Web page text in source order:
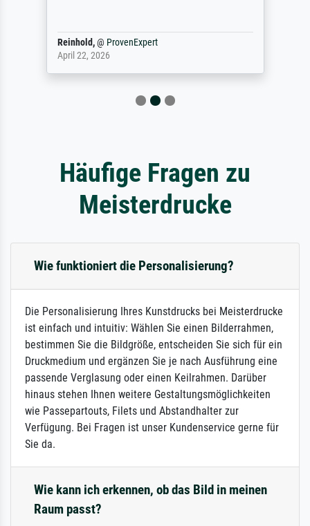
Reinhold,@ ProvenExpert
April 22, 2026
Häufige Fragen zu
Meisterdrucke
Wie funktioniert die Personalisierung?
Die Personalisierung Ihres Kunstdrucks bei Meisterdrucke
ist einfach und intuitiv: Wählen Sie einen Bilderrahmen,
bestimmen Sie die Bildgröße, entscheiden Sie sich für ein
Druckmedium und ergänzen Sie je nach Ausführung eine
passende Verglasung oder einen Keilrahmen. Darüber
hinaus stehen Ihnen weitere Gestaltungsmöglichkeiten
wie Passepartouts, Filets und Abstandhalter zur
Verfügung. Bei Fragen ist unser Kundenservice gerne für
Sie da.
Wie kann ich erkennen, ob das Bild in meinen
Raum passt?